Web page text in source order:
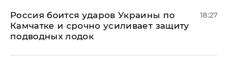
Россия боится ударов Украины по
Камчатке и срочно усиливает защиту
подводных лодок
18:27